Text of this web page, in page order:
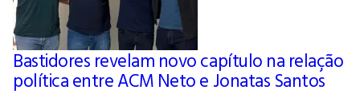
Bastidores revelam novo capítulo na relação
política entre ACM Neto e Jonatas Santos